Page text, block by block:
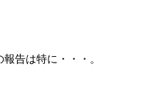
告は特に・・・。